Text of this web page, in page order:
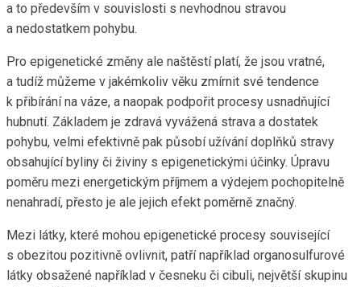
a to především v souvislosti s nevhodnou stravou
a nedostatkem pohybu.
Pro epigenetické změny ale naštěstí platí, že jsou vratné,
a tudíž můžeme v jakémkoliv věku zmírnit své tendence
k přibírání na váze, a naopak podpořit procesy usnadňující
hubnutí. Základem je zdravá vyvážená strava a dostatek
pohybu, velmi efektivně pak působí užívání doplňků stravy
obsahující byliny či živiny s epigenetickými účinky. Úpravu
poměru mezi energetickým příjmem a výdejem pochopitelně
nenahradí, přesto je ale jejich efekt poměrně značný.
Mezi látky, které mohou epigenetické procesy související
s obezitou pozitivně ovlivnit, patří například organosulfurové
látky obsažené například v česneku či cibuli, největší skupinu